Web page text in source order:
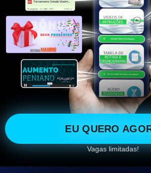
EU QUERO
Vagas limitadas!